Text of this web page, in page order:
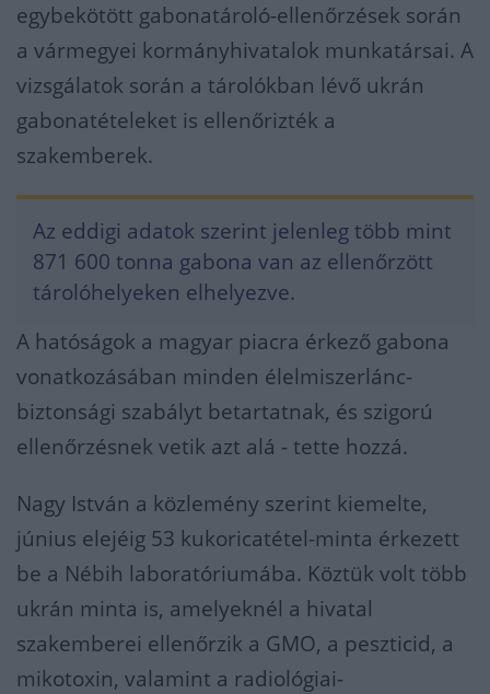
egybekötött gabonatároló-ellenőrzések során
a vármegyei kormányhivatalok munkatársai. A
vizsgálatok során a tárolókban lévő ukrán
gabonatételeket is ellenőrizték a
szakemberek.
Az eddigi adatok szerint jelenleg több mint
871 600 tonna gabona van az ellenőrzött
tárolóhelyeken elhelyezve.
A hatóságok a magyar piacra érkező gabona
vonatkozásában minden élelmiszerlánc-
biztonsági szabályt betartatnak, és szigorú
ellenőrzésnek vetik azt alá - tette hozzá.
Nagy István a közlemény szerint kiemelte,
június elejéig 53 kukoricatétel-minta érkezett
be a Nébih laboratóriumába. Köztük volt több
ukrán minta is, amelyeknél a hivatal
szakemberei ellenőrzik a GMO, a peszticid, a
mikotoxin, valamint a radiológiai-